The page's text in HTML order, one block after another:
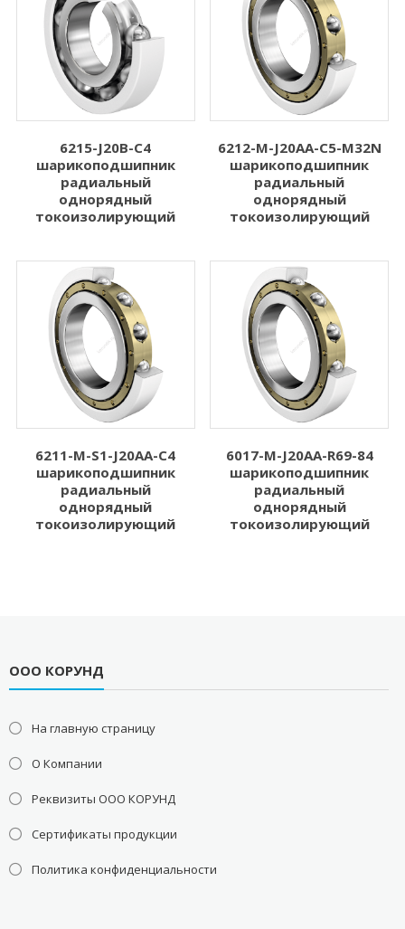
6215-J20B-C4
шарикоподшипник
радиальный
однорядный
токоизолирующий
6212-M-J20AA-C5-M32N
шарикоподшипник
радиальный
однорядный
токоизолирующий
6211-M-S1-J20AA-C4
шарикоподшипник
радиальный
однорядный
токоизолирующий
6017-M-J20AA-R69-84
шарикоподшипник
радиальный
однорядный
токоизолирующий
ООО КОРУНД
На главную страницу
О Компании
Реквизиты ООО КОРУНД
Сертификаты продукции
Политика конфиденциальности